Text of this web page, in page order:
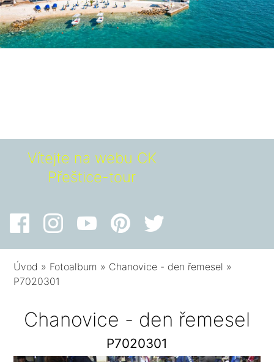
Vítejte na webu CK
Přeštice-tour
Úvod » Fotoalbum » Chanovice - den řemesel »
P7020301
Chanovice - den řemesel
P7020301